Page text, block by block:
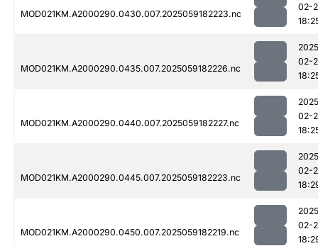
MOD021KM.A2000290.0430.007.2025059182223.nc
02-
MOD021KM.A2000290.0435.007.2025059182226.nc
02-
MOD021KM.A2000290.0440.007.2025059182227.nc
02-
MOD021KM.A2000290.0445.007.2025059182223.nc
02-
MOD021KM.A2000290.0450.007.2025059182219.nc
02-